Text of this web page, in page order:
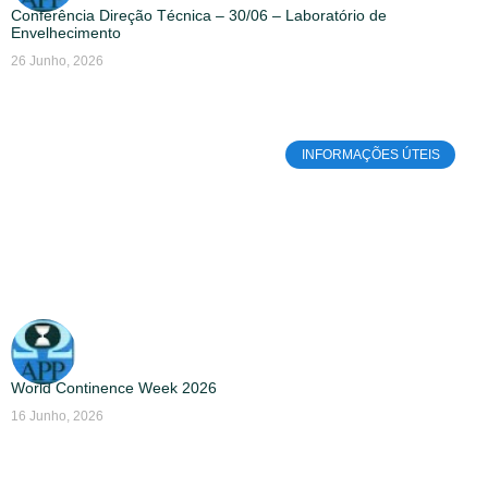
Conferência Direção Técnica – 30/06 – Laboratório de
Envelhecimento
26 Junho, 2026
INFORMAÇÕES ÚTEIS
World Continence Week 2026
16 Junho, 2026